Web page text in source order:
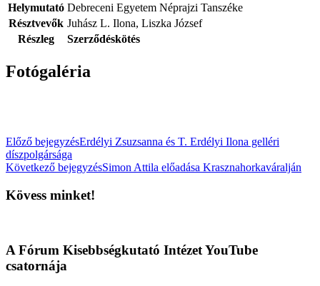
Helymutató Debreceni Egyetem Néprajzi Tanszéke
Résztvevők Juhász L. Ilona, Liszka József
Részleg
Szerződéskötés
Fotógaléria
Előző bejegyzésErdélyi Zsuzsanna és T. Erdélyi Ilona gelléri
díszpolgársága
Következő bejegyzésSimon Attila előadása Krasznahorkaváralján
Kövess minket!
A Fórum Kisebbségkutató Intézet YouTube
csatornája